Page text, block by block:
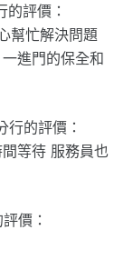
評價：
幫忙解決問題
進門的保全和
的評價：
等待 服務員也
價：